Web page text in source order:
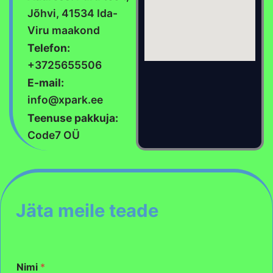
Jõhvi, 41534 Ida-
Viru maakond
Telefon:
+3725655506
E-mail:
info@xpark.ee
Teenuse pakkuja:
Code7 OÜ
Jäta meile teade
Nimi *